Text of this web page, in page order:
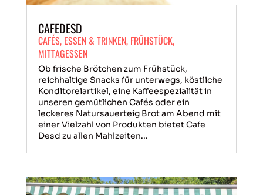
CAFEDESD
CAFÉS, ESSEN & TRINKEN, FRÜHSTÜCK,
MITTAGESSEN
Ob frische Brötchen zum Frühstück,
reichhaltige Snacks für unterwegs, köstliche
Konditoreiartikel, eine Kaffeespezialität in
unseren gemütlichen Cafés oder ein
leckeres Natursauerteig Brot am Abend mit
einer Vielzahl von Produkten bietet Cafe
Desd zu allen Mahlzeiten...